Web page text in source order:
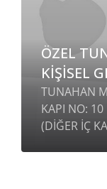
ÖZEL
KİŞİSEL
TUNAHAN
KAPI NO:
(DİĞER İÇ